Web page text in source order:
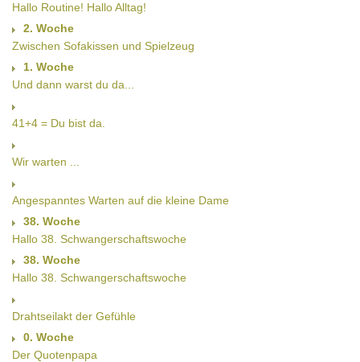
Hallo Routine! Hallo Alltag!
2. Woche
Zwischen Sofakissen und Spielzeug
1. Woche
Und dann warst du da...
41+4 = Du bist da.
Wir warten ...
Angespanntes Warten auf die kleine Dame
38. Woche
Hallo 38. Schwangerschaftswoche
38. Woche
Hallo 38. Schwangerschaftswoche
Drahtseilakt der Gefühle
0. Woche
Der Quotenpapa